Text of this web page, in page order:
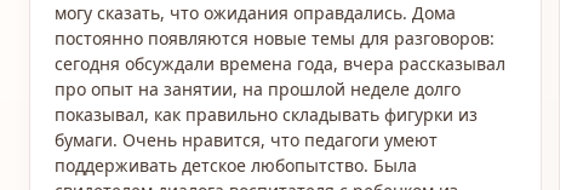
могу сказать, что ожидания оправдались. Дома
постоянно появляются новые темы для разговоров:
сегодня обсуждали времена года, вчера рассказывал
про опыт на занятии, на прошлой неделе долго
показывал, как правильно складывать фигурки из
бумаги. Очень нравится, что педагоги умеют
поддерживать детское любопытство. Была